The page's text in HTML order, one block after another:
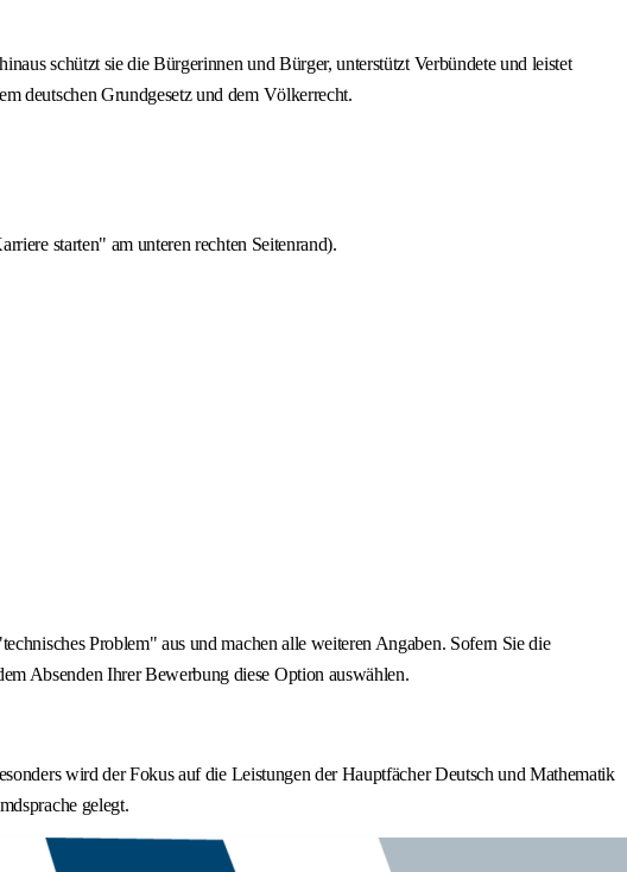
schützt sie die Bürgerinnen und Bürger, unterstützt Verbündete und leistet
deutschen Grundgesetz und dem Völkerrecht.
starten" am unteren rechten Seitenrand).
Problem" aus und machen alle weiteren Angaben. Sofern Sie die
Absenden Ihrer Bewerbung diese Option auswählen.
wird der Fokus auf die Leistungen der Hauptfächer Deutsch und Mathematik
gelegt.